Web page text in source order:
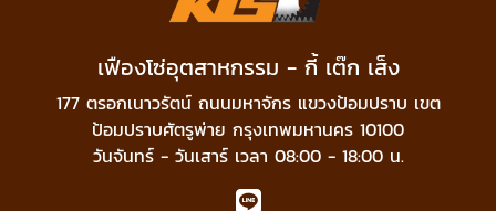
เฟืองโซ่อุตสาหกรรม - กี้ เต๊ก เส็ง
177 ตรอกเนาวรัตน์ ถนนมหาจักร แขวงป้อมปราบ เขต
ป้อมปราบศัตรูพ่าย กรุงเทพมหานคร 10100
วันจันทร์ - วันเสาร์ เวลา 08:00 - 18:00 น.